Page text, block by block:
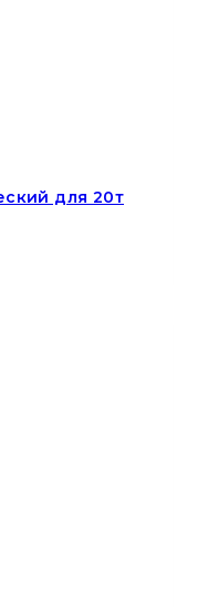
для 20т